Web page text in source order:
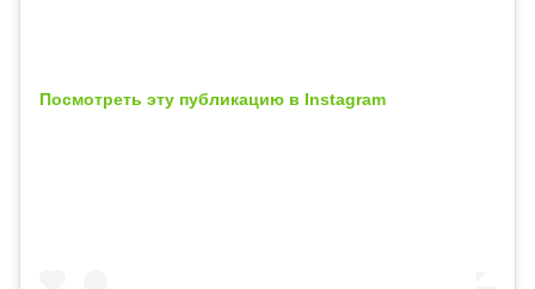
Посмотреть эту публикацию в Instagram